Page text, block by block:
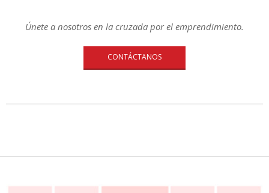
Únete a nosotros en la cruzada por el emprendimiento.
CONTÁCTANOS